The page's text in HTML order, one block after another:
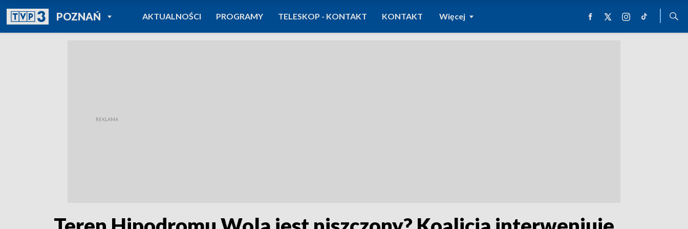
POZNAŃPOWRÓT DO
TVP REGIONY
AKTUALNOŚCI PROGRAMY TELESKOP - KONTAKT KONTAKT Więcej